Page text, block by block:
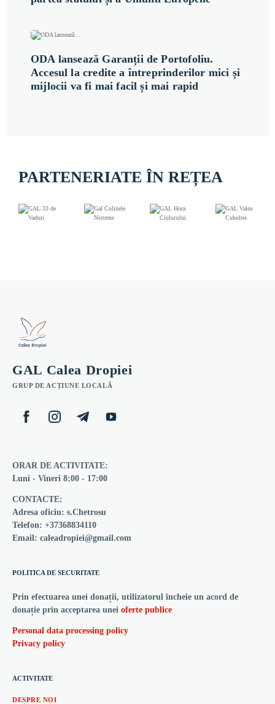
ODA lansează Garanții de Portofoliu.
Accesul la credite a întreprinderilor mici și
mijlocii va fi mai facil și mai rapid
PARTENERIATE ÎN REȚEA
GAL Calea Dropiei
GRUP DE ACȚIUNE LOCALĂ
ORAR DE ACTIVITATE:
Luni - Vineri 8:00 - 17:00
CONTACTE:
Adresa oficiu: s.Chetrosu
Telefon: +37368834110
Email: caleadropiei@gmail.com
ACTIVITATE
DESPRE NOI
POLITICA DE SECURITATE
Prin efectuarea unei donații, utilizatorul încheie un acord de
donație prin acceptarea unei oferte publice
Personal data processing policy
Privacy policy